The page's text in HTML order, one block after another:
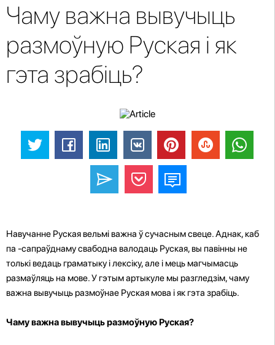
Чаму важна вывучыць
размоўную Руская і як
гэта зрабіць?
Навучанне Руская вельмі важна ў сучасным свеце. Аднак, каб
па -сапраўднаму свабодна валодаць Руская, вы павінны не
толькі ведаць граматыку і лексіку, але і мець магчымасць
размаўляць на мове. У гэтым артыкуле мы разгледзім, чаму
важна вывучыць размоўнае Руская мова і як гэта зрабіць.
Чаму важна вывучыць размоўную Руская?